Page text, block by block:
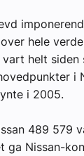
hele
helt
i
i 2005.
489 579
ga Nissan-